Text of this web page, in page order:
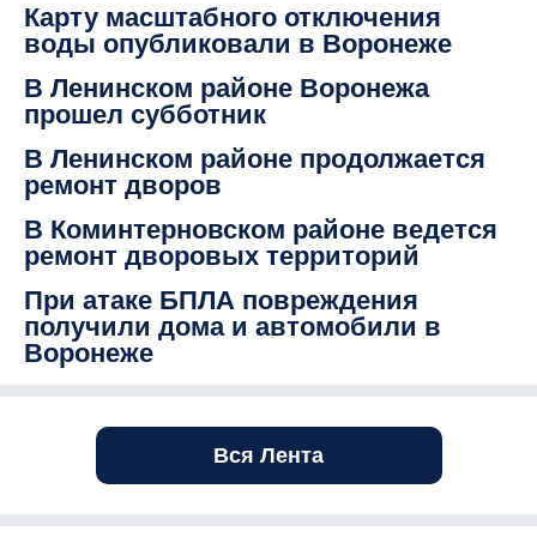
Карту масштабного отключения
воды опубликовали в Воронеже
В Ленинском районе Воронежа
прошел субботник
В Ленинском районе продолжается
ремонт дворов
В Коминтерновском районе ведется
ремонт дворовых территорий
При атаке БПЛА повреждения
получили дома и автомобили в
Воронеже
Вся Лента